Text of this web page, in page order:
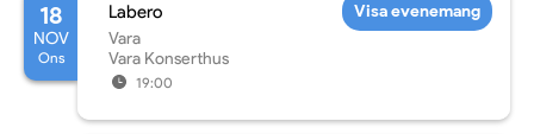
18
NOV
Ons
Labero
Vara
Vara Konserthus
19:00
Visa evenemang